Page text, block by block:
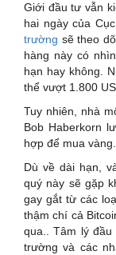
Giới đầu tư vẫn
hai ngày của
trường sẽ theo
hàng này có
hạn hay không.
thể vượt 1.800
Tuy nhiên, nhà
Bob Haberkorn
hợp để mua vàng.
Dù về dài hạn,
quý này sẽ gặp
gay gắt từ các
thậm chí cả
qua.. Tâm lý
trường và các